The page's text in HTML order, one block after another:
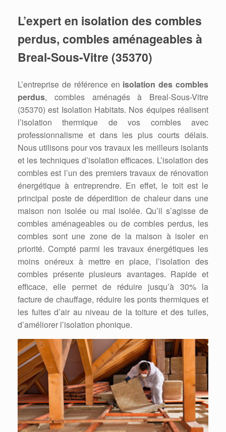
L’expert en isolation des combles
perdus, combles aménageables à
Breal-Sous-Vitre (35370)
L’entreprise de référence en isolation des combles
perdus, combles aménagés à Breal-Sous-Vitre
(35370) est Isolation Habitats. Nos équipes réalisent
l’isolation thermique de vos combles avec
professionnalisme et dans les plus courts délais.
Nous utilisons pour vos travaux les meilleurs isolants
et les techniques d’isolation efficaces. L’isolation des
combles est l’un des premiers travaux de rénovation
énergétique à entreprendre. En effet, le toit est le
principal poste de déperdition de chaleur dans une
maison non isolée ou mal isolée. Qu’il s’agisse de
combles aménageables ou de combles perdus, les
combles sont une zone de la maison à isoler en
priorité. Compté parmi les travaux énergétiques les
moins onéreux à mettre en place, l’isolation des
combles présente plusieurs avantages. Rapide et
efficace, elle permet de réduire jusqu’à 30% la
facture de chauffage, réduire les ponts thermiques et
les fuites d’air au niveau de la toiture et des tuiles,
d’améliorer l’isolation phonique.